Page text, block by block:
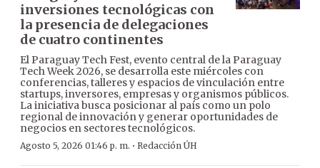
inversiones tecnológicas con
la presencia de delegaciones
de cuatro continentes
El Paraguay Tech Fest, evento central de la Paraguay
Tech Week 2026, se desarrolla este miércoles con
conferencias, talleres y espacios de vinculación entre
startups, inversores, empresas y organismos públicos.
La iniciativa busca posicionar al país como un polo
regional de innovación y generar oportunidades de
negocios en sectores tecnológicos.
Agosto 5, 2026 01:46 p. m. · Redacción ÚH